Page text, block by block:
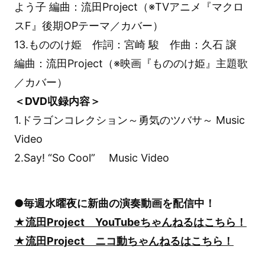
よう子 編曲：流田Project（※TVアニメ『マクロ
スF』後期OPテーマ／カバー）
13.もののけ姫 作詞：宮崎 駿 作曲：久石 譲
編曲：流田Project（※映画『もののけ姫』主題歌
／カバー）
＜DVD収録内容＞
1.ドラゴンコレクション～勇気のツバサ～ Music
Video
2.Say! “So Cool” Music Video
●毎週水曜夜に新曲の演奏動画を配信中！
★流田Project YouTubeちゃんねるはこちら！
★流田Project ニコ動ちゃんねるはこちら！